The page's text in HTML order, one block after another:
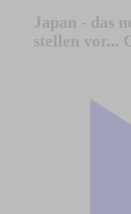
Japan - das
stellen vor...